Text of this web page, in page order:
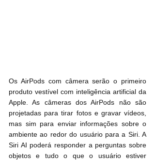
Os AirPods com câmera serão o primeiro
produto vestível com inteligência artificial da
Apple. As câmeras dos AirPods não são
projetadas para tirar fotos e gravar vídeos,
mas sim para enviar informações sobre o
ambiente ao redor do usuário para a Siri. A
Siri AI poderá responder a perguntas sobre
objetos e tudo o que o usuário estiver